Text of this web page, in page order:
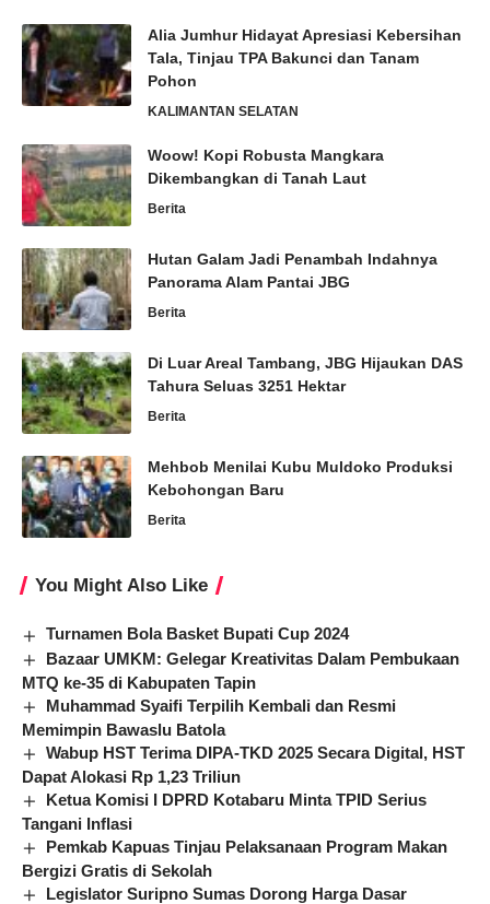
Alia Jumhur Hidayat Apresiasi Kebersihan
Tala, Tinjau TPA Bakunci dan Tanam
Pohon
KALIMANTAN SELATAN
Woow! Kopi Robusta Mangkara
Dikembangkan di Tanah Laut
Berita
Hutan Galam Jadi Penambah Indahnya
Panorama Alam Pantai JBG
Berita
Di Luar Areal Tambang, JBG Hijaukan DAS
Tahura Seluas 3251 Hektar
Berita
Mehbob Menilai Kubu Muldoko Produksi
Kebohongan Baru
Berita
You Might Also Like
Turnamen Bola Basket Bupati Cup 2024
Bazaar UMKM: Gelegar Kreativitas Dalam Pembukaan
MTQ ke-35 di Kabupaten Tapin
Muhammad Syaifi Terpilih Kembali dan Resmi
Memimpin Bawaslu Batola
Wabup HST Terima DIPA-TKD 2025 Secara Digital, HST
Dapat Alokasi Rp 1,23 Triliun
Ketua Komisi I DPRD Kotabaru Minta TPID Serius
Tangani Inflasi
Pemkab Kapuas Tinjau Pelaksanaan Program Makan
Bergizi Gratis di Sekolah
Legislator Suripno Sumas Dorong Harga Dasar